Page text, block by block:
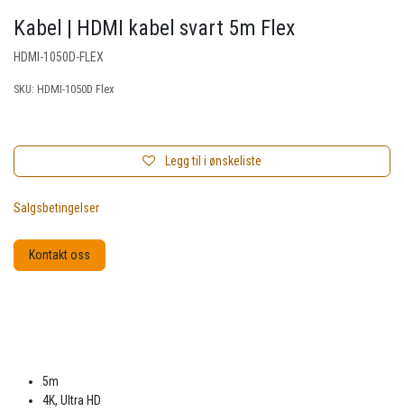
Kabel | HDMI kabel svart 5m Flex
HDMI-1050D-FLEX
SKU: HDMI-1050D Flex
Legg til i ønskeliste
Salgsbetingelser
Kontakt oss
5m
4K, Ultra HD